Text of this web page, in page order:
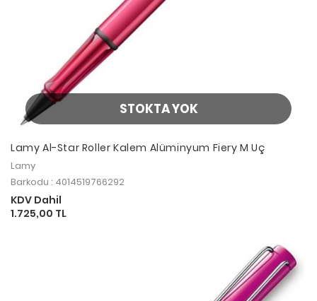
STOKTA YOK
Lamy Al-Star Roller Kalem Alüminyum Fiery M Uç
Lamy
Barkodu : 4014519766292
KDV Dahil
1.725,00 TL